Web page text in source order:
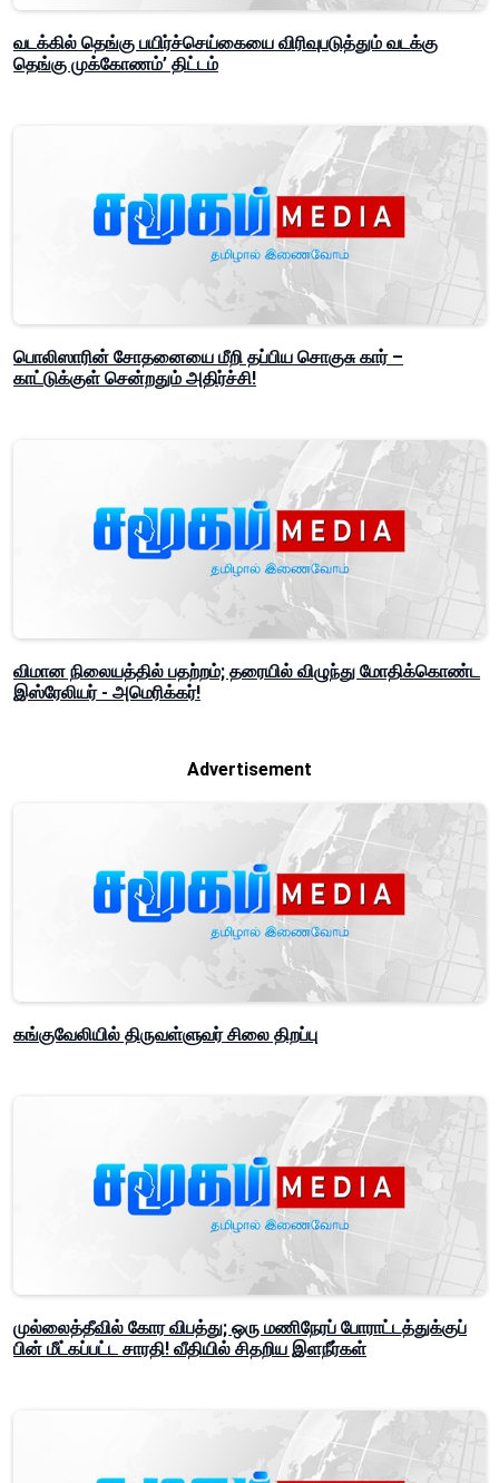
வடக்கில் தெங்கு பயிர்ச்செய்கையை விரிவுபடுத்தும் வடக்கு
தெங்கு முக்கோணம்’ திட்டம்
பொலிஸாரின் சோதனையை மீறி தப்பிய சொகுசு கார் –
காட்டுக்குள் சென்றதும் அதிர்ச்சி!
விமான நிலையத்தில் பதற்றம்; தரையில் விழுந்து மோதிக்கொண்ட
இஸ்ரேலியர் - அமெரிக்கர்!
Advertisement
கங்குவேலியில் திருவள்ளுவர் சிலை திறப்பு
முல்லைத்தீவில் கோர விபத்து; ஒரு மணிநேரப் போராட்டத்துக்குப்
பின் மீட்கப்பட்ட சாரதி! வீதியில் சிதறிய இளநீர்கள்